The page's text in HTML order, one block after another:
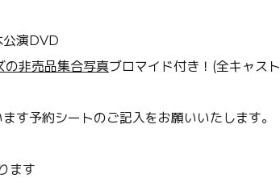
演DVD
の非売品集合写真ブロマイド付き！(全キャスト
す予約シートのご記入をお願いいたします。
ます